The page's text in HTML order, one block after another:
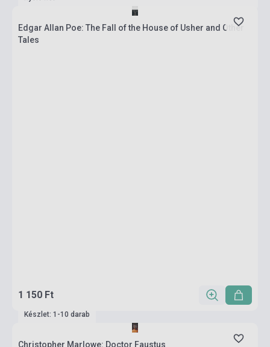
Edgar Allan Poe: The Fall of the House of Usher and Other
Tales
1 150 Ft
Készlet: 1-10 darab
Christopher Marlowe: Doctor Faustus